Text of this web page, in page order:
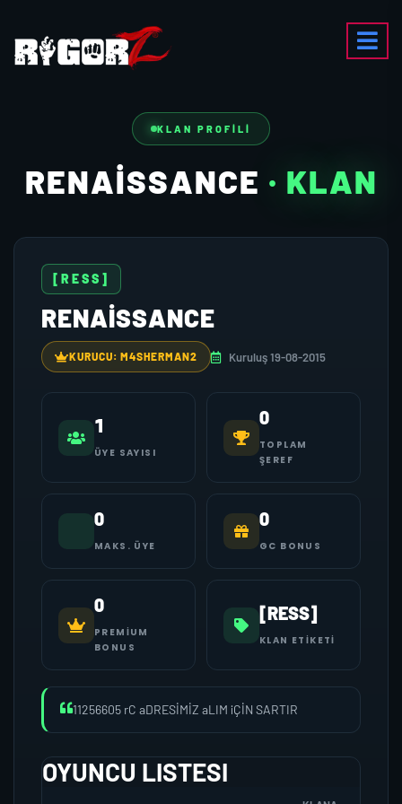
KLAN PROFILI
RENAISSANCE · KLAN
[RESS]
RENAISSANCE
KURUCU: M4SHERMAN2 Kuruluş 19-08-2015
1
ÜYE SAYISI
0
TOPLAM
ŞEREF
0
MAKS. ÜYE
0
GC BONUS
0
PREMIUM
BONUS
[RESS]
KLAN ETIKETI
11256605 rC aDRESİMİZ aLIM iÇİN SARTIR
OYUNCU LISTESI